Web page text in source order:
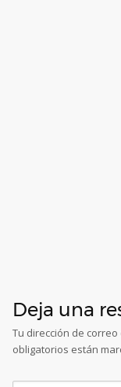
Deja una
Tu dirección de
obligatorios están